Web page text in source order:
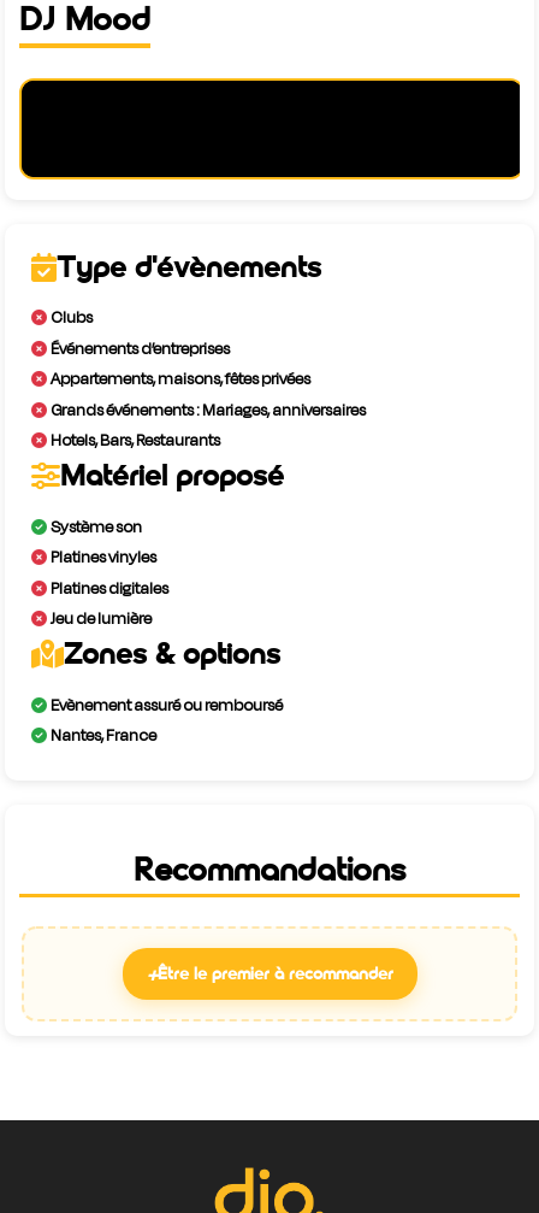
DJ Mood
Type d'évènements
Clubs
Événements d’entreprises
Appartements, maisons, fêtes privées
Grands événements : Mariages, anniversaires
Hotels, Bars, Restaurants
Matériel proposé
Système son
Platines vinyles
Platines digitales
Jeu de lumière
Zones & options
Evènement assuré ou remboursé
Nantes, France
Recommandations
+Être le premier à recommander